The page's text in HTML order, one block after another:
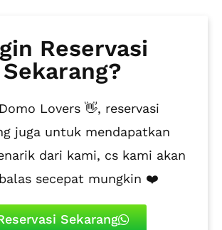
Reservasi
Sekarang?
Lovers 👋, reservasi
juga untuk mendapatkan
dari kami, cs kami akan
secepat mungkin ❤️
Sekarang